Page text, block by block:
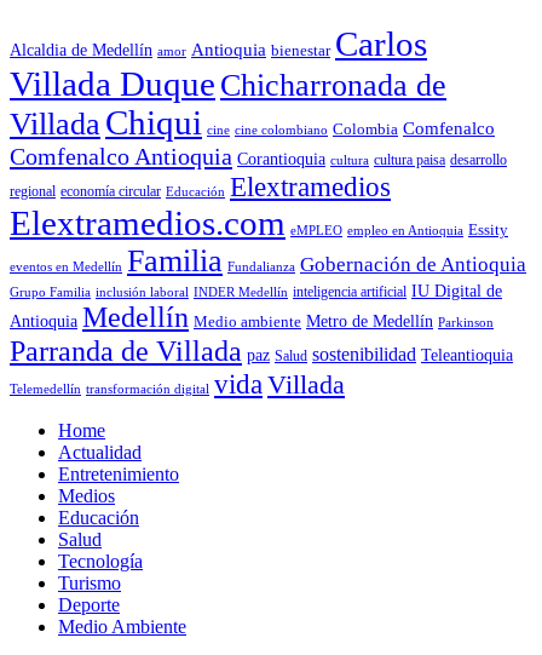
Alcaldia de Medellín amor Antioquia bienestar Carlos
Villada Duque Chicharronada de
Villada Chiqui cine cine colombiano Colombia Comfenalco
Comfenalco Antioquia Corantioquia cultura cultura paisa desarrollo
regional economía circular Educación Elextramedios
Elextramedios.com eMPLEO empleo en Antioquia Essity
eventos en Medellín Familia Fundalianza Gobernación de Antioquia
Grupo Familia inclusión laboral INDER Medellín inteligencia artificial IU Digital de
Antioquia Medellín Medio ambiente Metro de Medellín Parkinson
Parranda de Villada paz Salud sostenibilidad Teleantioquia
Telemedellín transformación digital vida Villada
Home
Actualidad
Entretenimiento
Medios
Educación
Salud
Tecnología
Turismo
Deporte
Medio Ambiente